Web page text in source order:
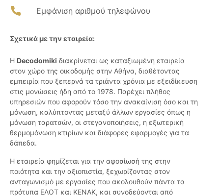
Εμφάνιση αριθμού τηλεφώνου
Σχετικά με την εταιρεία:
Η Decodomiki διακρίνεται ως καταξιωμένη εταιρεία
στον χώρο της οικοδομής στην Αθήνα, διαθέτοντας
εμπειρία που ξεπερνά τα τριάντα χρόνια με εξειδίκευση
στις μονώσεις ήδη από το 1978. Παρέχει πλήθος
υπηρεσιών που αφορούν τόσο την ανακαίνιση όσο και τη
μόνωση, καλύπτοντας μεταξύ άλλων εργασίες όπως η
μόνωση ταρατσών, οι στεγανοποιήσεις, η εξωτερική
θερμομόνωση κτιρίων και διάφορες εφαρμογές για τα
δάπεδα.
Η εταιρεία φημίζεται για την αφοσίωσή της στην
ποιότητα και την αξιοπιστία, ξεχωρίζοντας στον
ανταγωνισμό με εργασίες που ακολουθούν πάντα τα
πρότυπα ΕΛΟΤ και ΚΕΝΑΚ, και συνοδεύονται από